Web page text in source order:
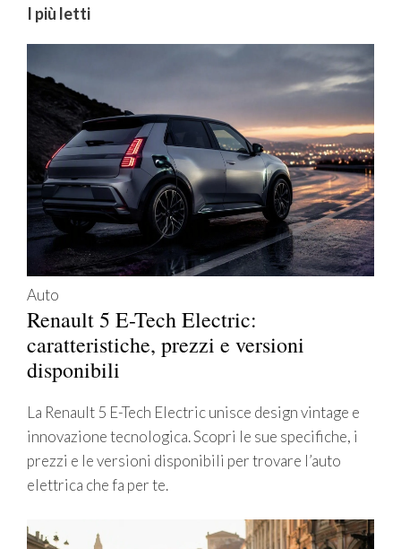
I più letti
Auto
Renault 5 E-Tech Electric:
caratteristiche, prezzi e versioni
disponibili
La Renault 5 E-Tech Electric unisce design vintage e
innovazione tecnologica. Scopri le sue specifiche, i
prezzi e le versioni disponibili per trovare l’auto
elettrica che fa per te.